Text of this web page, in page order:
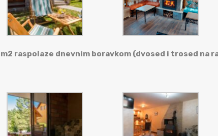
raspolaze dnevnim boravkom (dvosed i trosed